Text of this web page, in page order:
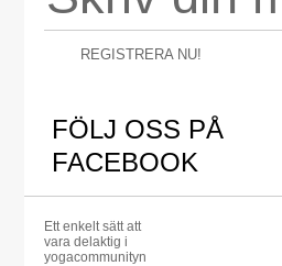
REGISTRERA NU!
FÖLJ OSS PÅ
FACEBOOK
Ett enkelt sätt att
vara delaktig i
yogacommunityn